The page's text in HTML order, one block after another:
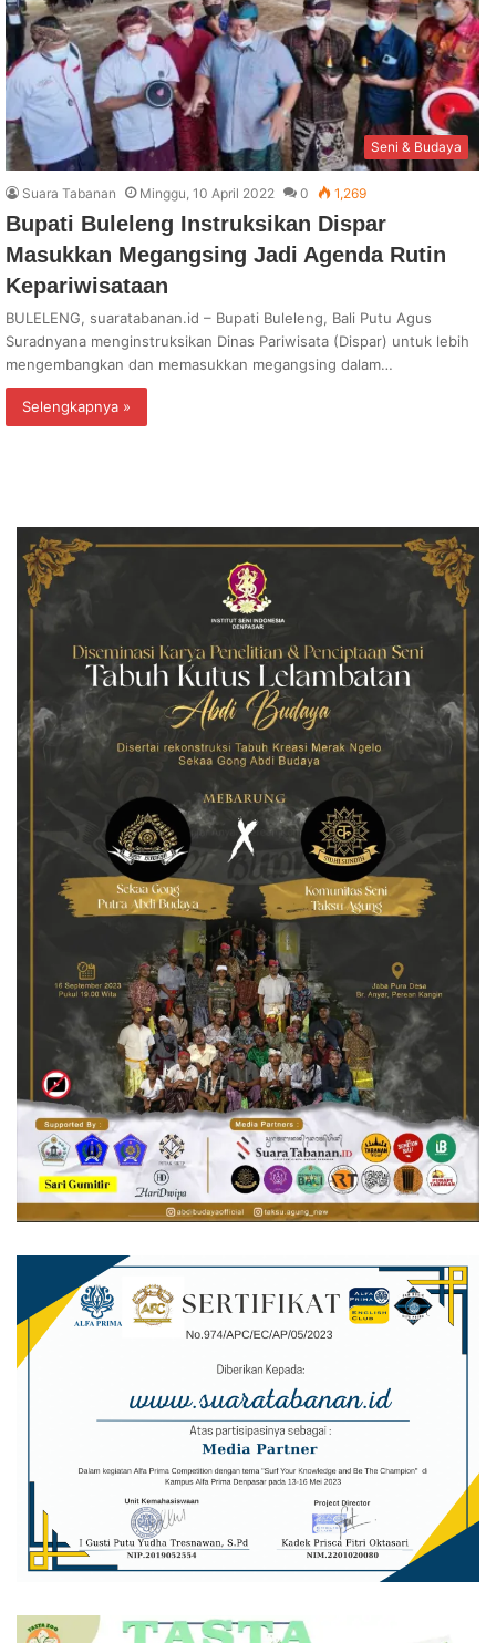
Seni & Budaya
Suara Tabanan Minggu, 10 April 2022 0 1,269
Bupati Buleleng Instruksikan Dispar
Masukkan Megangsing Jadi Agenda Rutin
Kepariwisataan
BULELENG, suaratabanan.id – Bupati Buleleng, Bali Putu Agus
Suradnyana menginstruksikan Dinas Pariwisata (Dispar) untuk lebih
mengembangkan dan memasukkan megangsing dalam…
Selengkapnya »